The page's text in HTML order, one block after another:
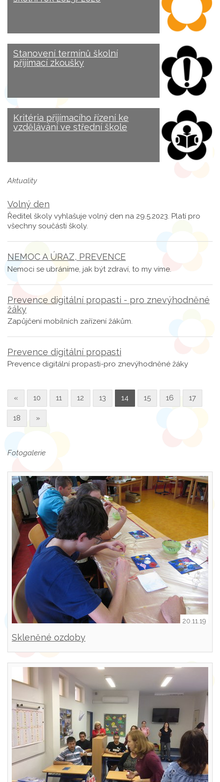
Stanovení termínů školní
přijímací zkoušky
Kritéria přijímacího řízení ke
vzdělávání ve střední škole
Aktuality
Volný den
Ředitel školy vyhlašuje volný den na 29.5.2023. Platí pro
všechny součásti školy.
NEMOC A ÚRAZ, PREVENCE
Nemoci se ubráníme, jak být zdraví, to my víme.
Prevence digitální propasti - pro znevýhodněné
žáky
Zapůjčení mobilních zařízení žákům.
Prevence digitální propasti
Prevence digitální propasti-pro znevýhodněné žáky
« 10 11 12 13 14 15 16 17
18 »
Fotogalerie
20.11.19
Skleněné ozdoby